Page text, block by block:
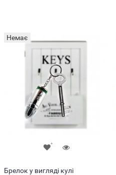
Немає
Брелок у вигляді кулі